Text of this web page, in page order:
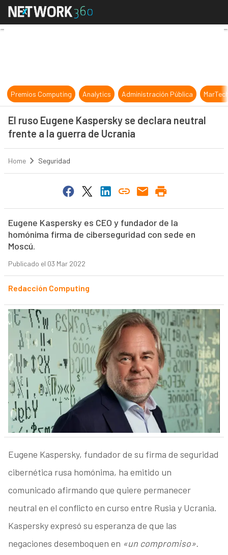
El ruso Eugene Kaspersky se
Premios Computing Analytics Administración Pública
El ruso Eugene Kaspersky se declara neutral
frente a la guerra de Ucrania
Home Seguridad
Eugene Kaspersky es CEO y fundador de la
homónima firma de ciberseguridad con sede en
Moscú.
Publicado el 03 Mar 2022
Redacción Computing
Eugene Kaspersky, fundador de su firma de seguridad
cibernética rusa homónima, ha emitido un
comunicado afirmando que quiere permanecer
neutral en el conflicto en curso entre Rusia y Ucrania.
Kaspersky expresó su esperanza de que las
negaciones desemboquen en «un compromiso».